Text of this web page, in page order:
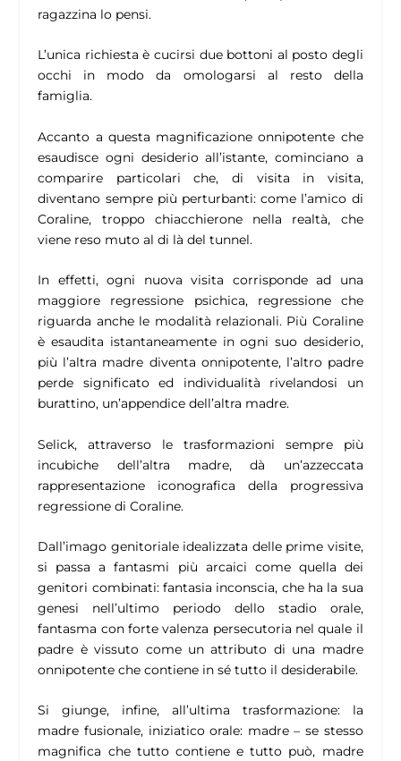
ragazzina lo pensi.
L’unica richiesta è cucirsi due bottoni al posto degli
occhi in modo da omologarsi al resto della
famiglia.
Accanto a questa magnificazione onnipotente che
esaudisce ogni desiderio all’istante, cominciano a
comparire particolari che, di visita in visita,
diventano sempre più perturbanti: come l’amico di
Coraline, troppo chiacchierone nella realtà, che
viene reso muto al di là del tunnel.
In effetti, ogni nuova visita corrisponde ad una
maggiore regressione psichica, regressione che
riguarda anche le modalità relazionali. Più Coraline
è esaudita istantaneamente in ogni suo desiderio,
più l’altra madre diventa onnipotente, l’altro padre
perde significato ed individualità rivelandosi un
burattino, un’appendice dell’altra madre.
Selick, attraverso le trasformazioni sempre più
incubiche dell’altra madre, dà un’azzeccata
rappresentazione iconografica della progressiva
regressione di Coraline.
Dall’imago genitoriale idealizzata delle prime visite,
si passa a fantasmi più arcaici come quella dei
genitori combinati: fantasia inconscia, che ha la sua
genesi nell’ultimo periodo dello stadio orale,
fantasma con forte valenza persecutoria nel quale il
padre è vissuto come un attributo di una madre
onnipotente che contiene in sé tutto il desiderabile.
Si giunge, infine, all’ultima trasformazione: la
madre fusionale, iniziatico orale: madre – se stesso
magnifica che tutto contiene e tutto può, madre